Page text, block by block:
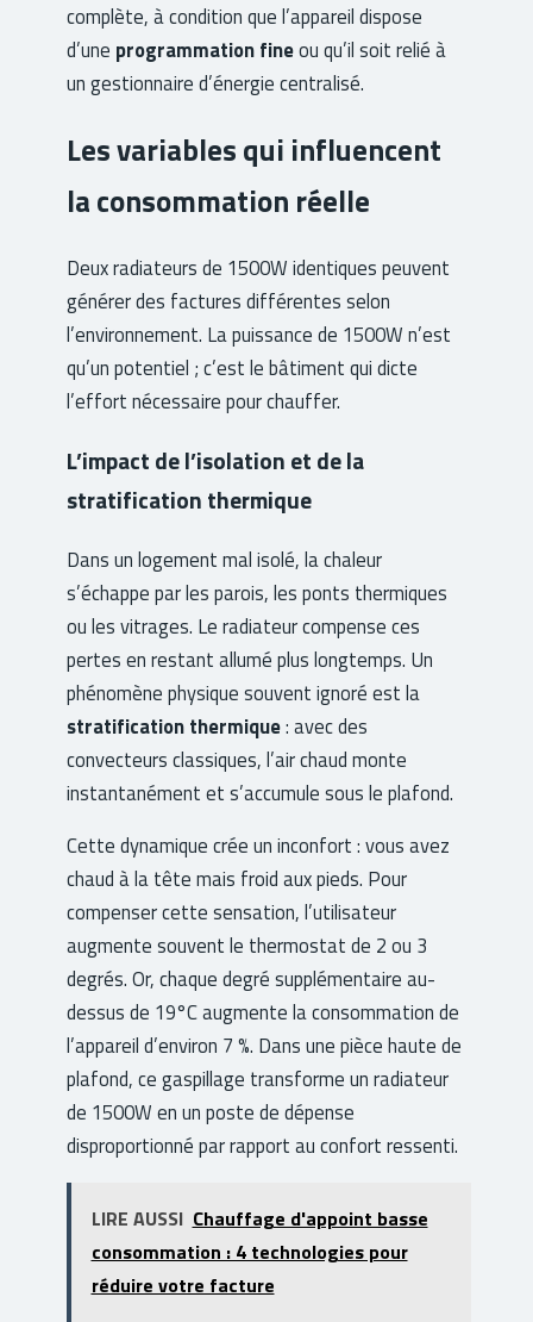
complète, à condition que l’appareil dispose
d’une programmation fineou qu’il soit relié à
un gestionnaire d’énergie centralisé.
Les variables qui influencent
la consommation réelle
Deux radiateurs de 1500W identiques peuvent
générer des factures différentes selon
l’environnement. La puissance de 1500W n’est
qu’un potentiel ; c’est le bâtiment qui dicte
l’effort nécessaire pour chauffer.
L’impact de l’isolation et de la
stratification thermique
Dans un logement mal isolé, la chaleur
s’échappe par les parois, les ponts thermiques
ou les vitrages. Le radiateur compense ces
pertes en restant allumé plus longtemps. Un
phénomène physique souvent ignoré est la
stratification thermique: avec des
convecteurs classiques, l’air chaud monte
instantanément et s’accumule sous le plafond.
Cette dynamique crée un inconfort : vous avez
chaud à la tête mais froid aux pieds. Pour
compenser cette sensation, l’utilisateur
augmente souvent le thermostat de 2 ou 3
degrés. Or, chaque degré supplémentaire au-
dessus de 19°C augmente la consommation de
l’appareil d’environ 7 %. Dans une pièce haute de
plafond, ce gaspillage transforme un radiateur
de 1500W en un poste de dépense
disproportionné par rapport au confort ressenti.
LIRE AUSSI Chauffage d'appoint basse
consommation : 4 technologies pour
réduire votre facture